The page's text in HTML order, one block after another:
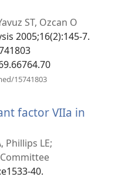
ST, Ozcan O
2005;16(2):145-7.
15741803
պատուհան)
factor VIIa in
Phillips LE;
40.